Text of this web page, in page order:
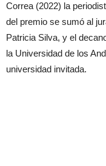
Correa (2022) la
del premio se sumó al
Patricia Silva, y el
la Universidad de los
universidad invitada.